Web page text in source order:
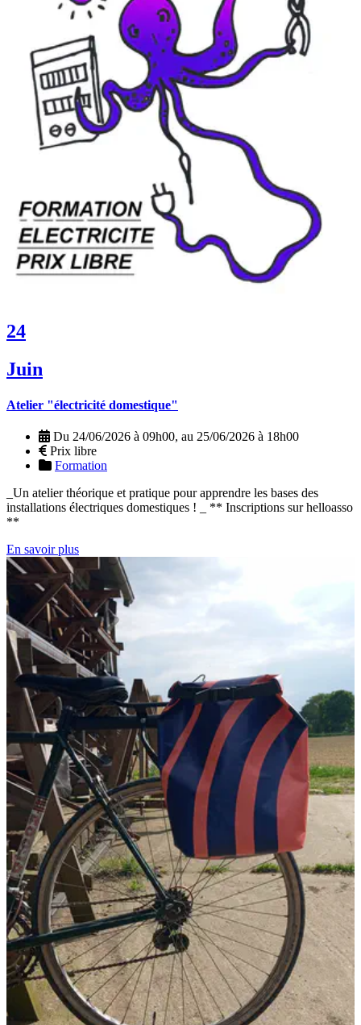
24
Juin
Atelier "électricité domestique"
Du 24/06/2026 à 09h00, au 25/06/2026 à 18h00
Prix libre
Formation
_Un atelier théorique et pratique pour apprendre les bases des
installations électriques domestiques ! _ ** Inscriptions sur helloasso
**
En savoir plus